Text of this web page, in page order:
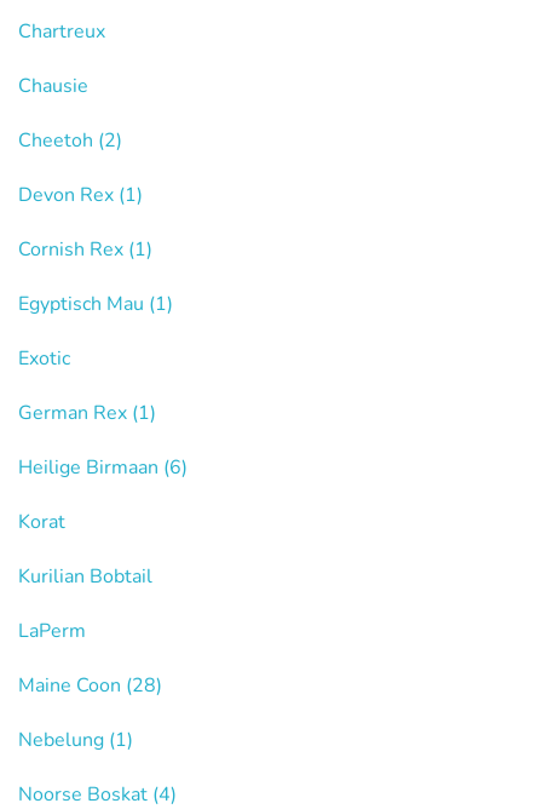
Chartreux
Chausie
Cheetoh (2)
Devon Rex (1)
Cornish Rex (1)
Egyptisch Mau (1)
Exotic
German Rex (1)
Heilige Birmaan (6)
Korat
Kurilian Bobtail
LaPerm
Maine Coon (28)
Nebelung (1)
Noorse Boskat (4)